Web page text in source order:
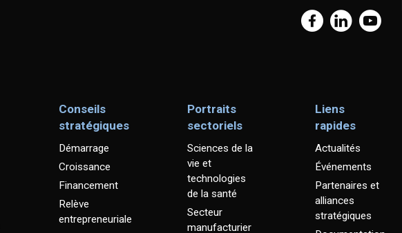
Conseils
stratégiques
Démarrage
Croissance
Financement
Relève
entrepreneuriale
Portraits
sectoriels
Sciences de la
vie et
technologies
de la santé
Secteur
manufacturier
Liens
rapides
Actualités
Événements
Partenaires et
alliances
stratégiques